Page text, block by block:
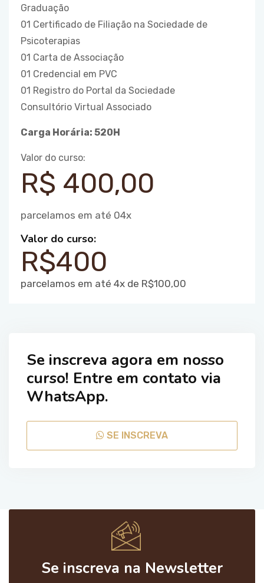
Graduação
01 Certificado de Filiação na Sociedade de
Psicoterapias
01 Carta de Associação
01 Credencial em PVC
01 Registro do Portal da Sociedade
Consultório Virtual Associado
Carga Horária: 520H
Valor do curso:
R$ 400,00
parcelamos em até 04x
Valor do curso:
R$400
parcelamos em até 4x de R$100,00
Se inscreva agora em nosso
curso! Entre em contato via
WhatsApp.
SE INSCREVA
Se inscreva na Newsletter